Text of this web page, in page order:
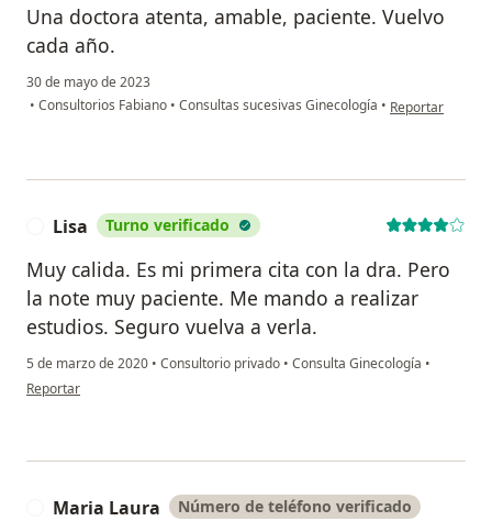
Una doctora atenta, amable, paciente. Vuelvo
cada año.
30 de mayo de 2023
• Consultorios Fabiano • Consultas sucesivas Ginecología • en opinión del
Reportar
Lisa Turno verificado
Muy calida. Es mi primera cita con la dra. Pero
la note muy paciente. Me mando a realizar
estudios. Seguro vuelva a verla.
5 de marzo de 2020 • Consultorio privado • Consulta Ginecología •
en opinión del usuario Lisa
Reportar
Maria Laura Número de teléfono verificado